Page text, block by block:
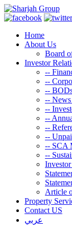
Home
About Us
Board
Investor
--
--
--
--
--
--
--
--
-- SCA
--
Article
Property
Contact US
عربي